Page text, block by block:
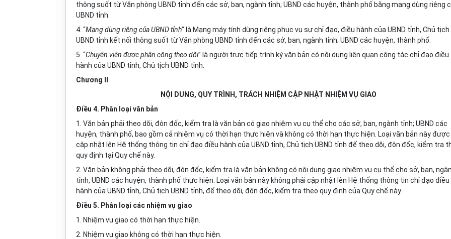
thông suốt từ Văn phòng UBND tỉnh đến các sở, ban, ngành tỉnh; UBND các huyện, thành phố bằng mạng dùng riêng
UBND tỉnh.
4. “Mạng dùng riêng của UBND tỉnh” là Mạng máy tính dùng riêng phục vụ sự chỉ đạo, điều hành của UBND tỉnh, Chủ tịch
UBND tỉnh kết nối thông suốt từ Văn phòng UBND tỉnh đến các sở, ban, ngành tỉnh; UBND các huyện, thành phố.
5. “Chuyên viên được phân công theo dõi” là người trực tiếp trình ký văn bản có nội dung liên quan công tác chỉ đạo điều
hành của UBND tỉnh, Chủ tịch UBND tỉnh.
Chương II
NỘI DUNG, QUY TRÌNH, TRÁCH NHIỆM CẬP NHẬT NHIỆM VỤ GIAO
Điều 4. Phân loại văn bản
1. Văn bản phải theo dõi, đôn đốc, kiểm tra là văn bản có giao nhiệm vụ cụ thể cho các sở, ban, ngành tỉnh; UBND các
huyện, thành phố, bao gồm cả nhiệm vụ có thời hạn thực hiện và không có thời hạn thực hiện. Loại văn bản này được
cập nhật lên Hệ thống thông tin chỉ đạo điều hành của UBND tỉnh, Chủ tịch UBND tỉnh để theo dõi, đôn đốc, kiểm tra
quy định tại Quy chế này.
2. Văn bản không phải theo dõi, đôn đốc, kiểm tra là văn bản không có nội dung giao nhiệm vụ cụ thể cho sở, ban,
tỉnh, UBND các huyện, thành phố thực hiện. Loại văn bản này không phải cập nhật lên Hệ thống thông tin chỉ đạo điều
hành của UBND tỉnh, Chủ tịch UBND tỉnh, để theo dõi, đôn đốc, kiểm tra theo quy định của Quy chế này.
Điều 5. Phân loại các nhiệm vụ giao
1. Nhiệm vụ giao có thời hạn thực hiện.
2. Nhiệm vụ giao không có thời hạn thực hiện.